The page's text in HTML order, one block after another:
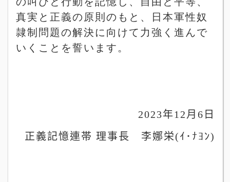
真実と正義の原則のもと、日本軍性奴
隷制問題の解決に向けて力強く進んで
いくことを誓います。
2023年12 月 6 日
正義記憶連帯 理事長 李娜栄(ｲ ･ ﾅﾖﾝ)